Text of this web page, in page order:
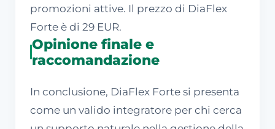
promozioni attive. Il prezzo di DiaFlex
Forte è di 29 EUR.
Opinione finale e
raccomandazione
In conclusione, DiaFlex Forte si presenta
come un valido integratore per chi cerca